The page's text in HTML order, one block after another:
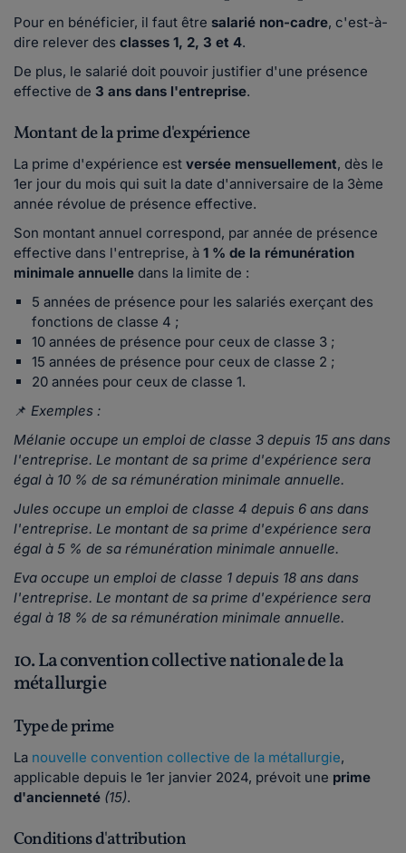
Pour en bénéficier, il faut être salarié non-cadre, c'est-à-
dire relever des classes 1, 2, 3 et 4.
De plus, le salarié doit pouvoir justifier d'une présence
effective de 3 ans dans l'entreprise.
Montant de la prime d'expérience
La prime d'expérience est versée mensuellement, dès le
1er jour du mois qui suit la date d'anniversaire de la 3ème
année révolue de présence effective.
Son montant annuel correspond, par année de présence
effective dans l'entreprise, à 1 % de la rémunération
minimale annuelle dans la limite de :
5 années de présence pour les salariés exerçant des
fonctions de classe 4 ;
10 années de présence pour ceux de classe 3 ;
15 années de présence pour ceux de classe 2 ;
20 années pour ceux de classe 1.
📌 Exemples :
Mélanie occupe un emploi de classe 3 depuis 15 ans dans
l'entreprise. Le montant de sa prime d'expérience sera
égal à 10 % de sa rémunération minimale annuelle.
Jules occupe un emploi de classe 4 depuis 6 ans dans
l'entreprise. Le montant de sa prime d'expérience sera
égal à 5 % de sa rémunération minimale annuelle.
Eva occupe un emploi de classe 1 depuis 18 ans dans
l'entreprise. Le montant de sa prime d'expérience sera
égal à 18 % de sa rémunération minimale annuelle.
10. La convention collective nationale de la
métallurgie
Type de prime
La nouvelle convention collective de la métallurgie,
applicable depuis le 1er janvier 2024, prévoit une prime
d'ancienneté (15).
Conditions d'attribution